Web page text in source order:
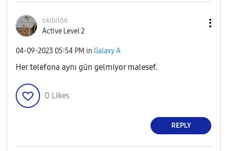
okibil66
Active Level 2
‎04-09-2023 05:54 PM in Galaxy A
Her telefona aynı gün gelmiyor malesef.
0 Likes
REPLY